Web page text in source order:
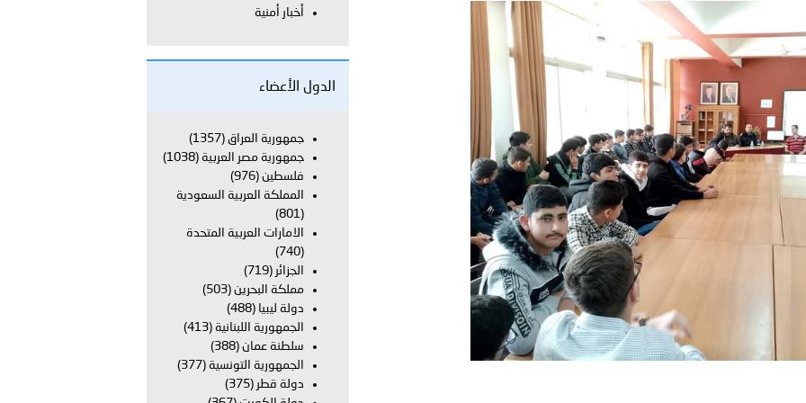
في المجالات الأكاديمية والتدريبية، والتوعية والإرشاد المجتمعي..
الإمارات ـ 1448/02/22هـ ــ الموافق 2026/08/05 م - شرطة أبوظبي تحذر من زيادة عدد الركاب في المركبات حفاظًا على سلامة
الإمارات ـ 1448/02/22هـ ــ الموافق 2026/08/05 م - شرطة أبوظبي تطلع وفد الشرطة الإيطالية على منظومتي التأهيل الشرطي
الإمارات ـ 1448/02/22هـ ــ الموافق 2026/08/05 م - شرطة أبوظبي تنظم حملة للتبرع بالدم في منطقة الظفرة تعزيزا للمسؤولية
الكويت ـ 1448/02/22هـ ــ الموافق 2026/08/05 م - بمناسبة صدور المرسومين الأميريين معالي النائب الأول لرئيس مجلس الوزراء
أخبار أمنية
الدول الأعضاء
جمهورية العراق (1357)
جمهورية مصر العربية (1038)
فلسطين(976)
المملكة العربية السعودية
(801)
الامارات العربية المتحدة
(740)
الجزائر (719)
مملكة البحرين (503)
دولة ليبيا (488)
الجمهورية اللبنانية (413)
سلطنة عمان (388)
الجمهورية التونسية (377)
دولة قطر (375)